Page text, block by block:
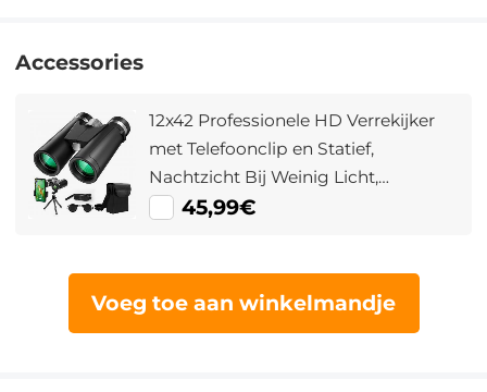
Accessories
12x42 Professionele HD Verrekijker
met Telefoonclip en Statief,
Nachtzicht Bij Weinig Licht,
Waterdichte Lichtgewicht
45,99€
Voeg toe aan winkelmandje